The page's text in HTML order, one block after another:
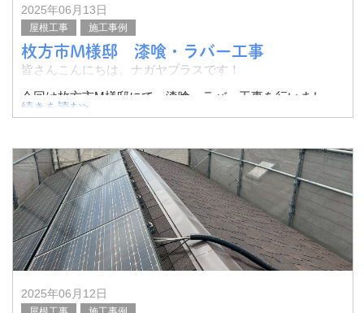
2025年06月13日
屋根工事 施工事例
枚方市M様邸 漆喰・ラバー工事
皆さんこんにちは。ナガヤプラスです！
今回は枚方市M様邸にて、漆喰・ラバー工事を行いまし
た。
瓦屋根のこのような隙間部分には漆喰が埋められています
続きを読む>
2025年06月12日